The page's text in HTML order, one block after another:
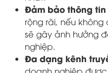
Đảm bảo thông
rộng rãi, nếu
sẽ gây ảnh hưởng
nghiệp.
Đa dạng kênh